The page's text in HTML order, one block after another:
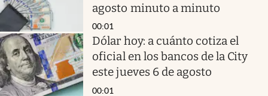
agosto minuto a minuto
00:01
Dólar hoy: a cuánto cotiza el
oficial en los bancos de la City
este jueves 6 de agosto
00:01